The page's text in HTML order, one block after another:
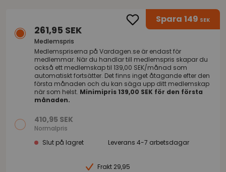
Spara 149 SEK
261,95 SEK
Medlemspris
Medlemspriserna på Vardagen.se är endast för
medlemmar. När du handlar till medlemspris skapar du
också ett medlemskap til 139,00 SEK/månad som
automatiskt fortsätter. Det finns inget åtagande efter den
första månaden och du kan säga upp ditt medlemskap
när som helst. Minimipris 139,00 SEK för den första
månaden.
410,95 SEK
Normalpris
Slut på lagret
Leverans 4-7 arbetsdagar
Frakt 29,95